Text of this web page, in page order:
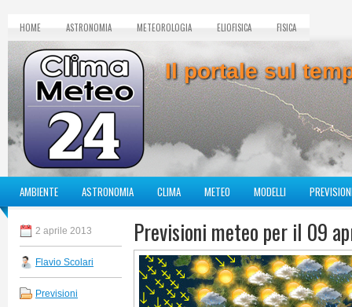
HOME ASTRONOMIA METEOROLOGIA ELIOFISICA FISICA
Il portale sul
AMBIENTE ASTRONOMIA CLIMA METEO MODELLI
2 aprile 2013
Flavio Scolari
Previsioni
Previsioni meteo per il 09